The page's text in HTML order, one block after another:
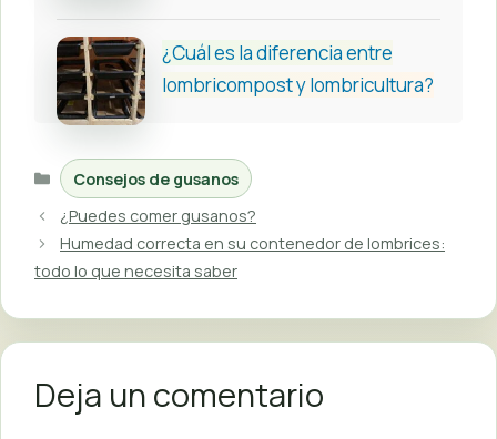
¿Cuál es la diferencia entre
lombricompost y lombricultura?
Categorías
Consejos de gusanos
¿Puedes comer gusanos?
Humedad correcta en su contenedor de lombrices:
todo lo que necesita saber
Deja un comentario